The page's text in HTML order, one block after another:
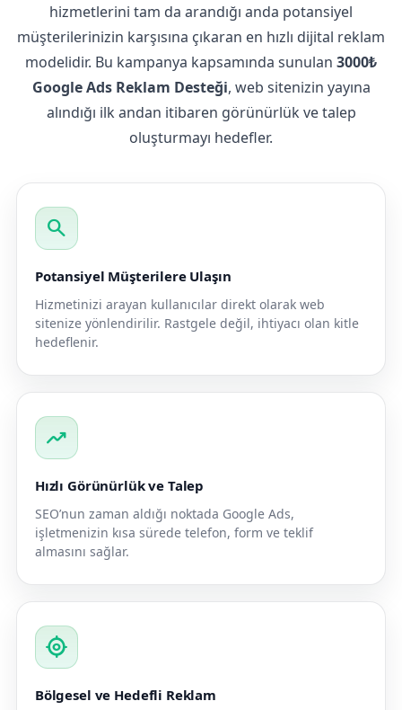
hizmetlerini tam da arandığı anda potansiyel
müşterilerinizin karşısına çıkaran en hızlı dijital reklam
modelidir. Bu kampanya kapsamında sunulan 3000₺
Google Ads Reklam Desteği, web sitenizin yayına
alındığı ilk andan itibaren görünürlük ve talep
oluşturmayı hedefler.
search
Potansiyel Müşterilere Ulaşın
Hizmetinizi arayan kullanıcılar direkt olarak web
sitenize yönlendirilir. Rastgele değil, ihtiyacı olan kitle
hedeflenir.
trending_up
Hızlı Görünürlük ve Talep
SEO’nun zaman aldığı noktada Google Ads,
işletmenizin kısa sürede telefon, form ve teklif
almasını sağlar.
my_location
Bölgesel ve Hedefli Reklam